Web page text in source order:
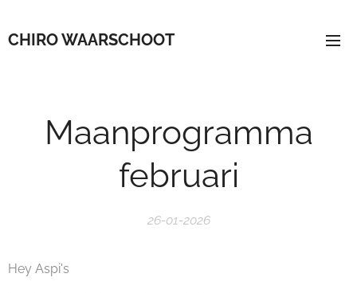
CHIRO WAARSCHOOT
Maanprogramma
februari
26-01-2026
Hey Aspi's